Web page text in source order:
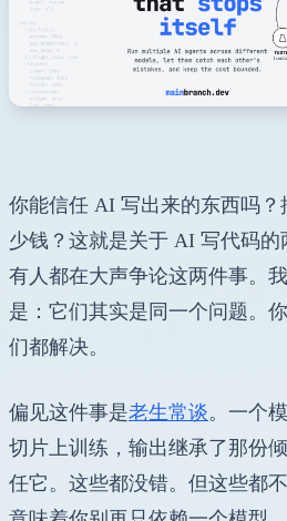
你能信任 AI 写出来的东西吗？
少钱？这就是关于 AI 写代码
有人都在大声争论这两件事。
是：它们其实是同一个问题。
们都解决。
偏见这件事是老生常谈。一个
切片上训练，输出继承了那份
任它。这些都没错。但这些都